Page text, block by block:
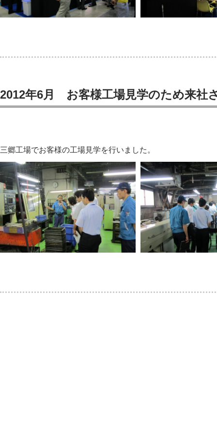
2012年6月 お客様工場見学のため来社
三郷工場でお客様の工場見学を行いました。